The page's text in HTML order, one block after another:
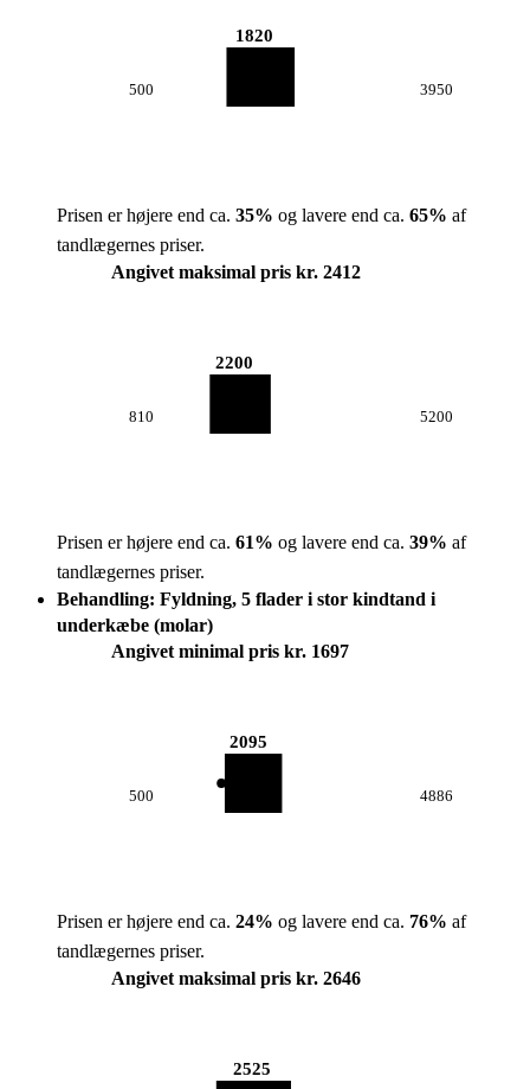
500
1820
3950
Prisen er højere end ca. 35% og lavere end ca. 65% af
tandlægernes priser.
Angivet maksimal pris kr. 2412
810
2200
5200
Prisen er højere end ca. 61% og lavere end ca. 39% af
tandlægernes priser.
Behandling: Fyldning, 5 flader i stor kindtand i
underkæbe (molar)
Angivet minimal pris kr. 1697
500
2095
4886
Prisen er højere end ca. 24% og lavere end ca. 76% af
tandlægernes priser.
Angivet maksimal pris kr. 2646
2525